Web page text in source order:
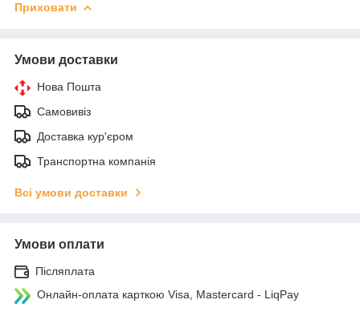
Приховати
Умови доставки
Нова Пошта
Самовивіз
Доставка кур'єром
Транспортна компанія
Всі умови доставки
Умови оплати
Післяплата
Онлайн-оплата карткою Visa, Mastercard - LiqPay